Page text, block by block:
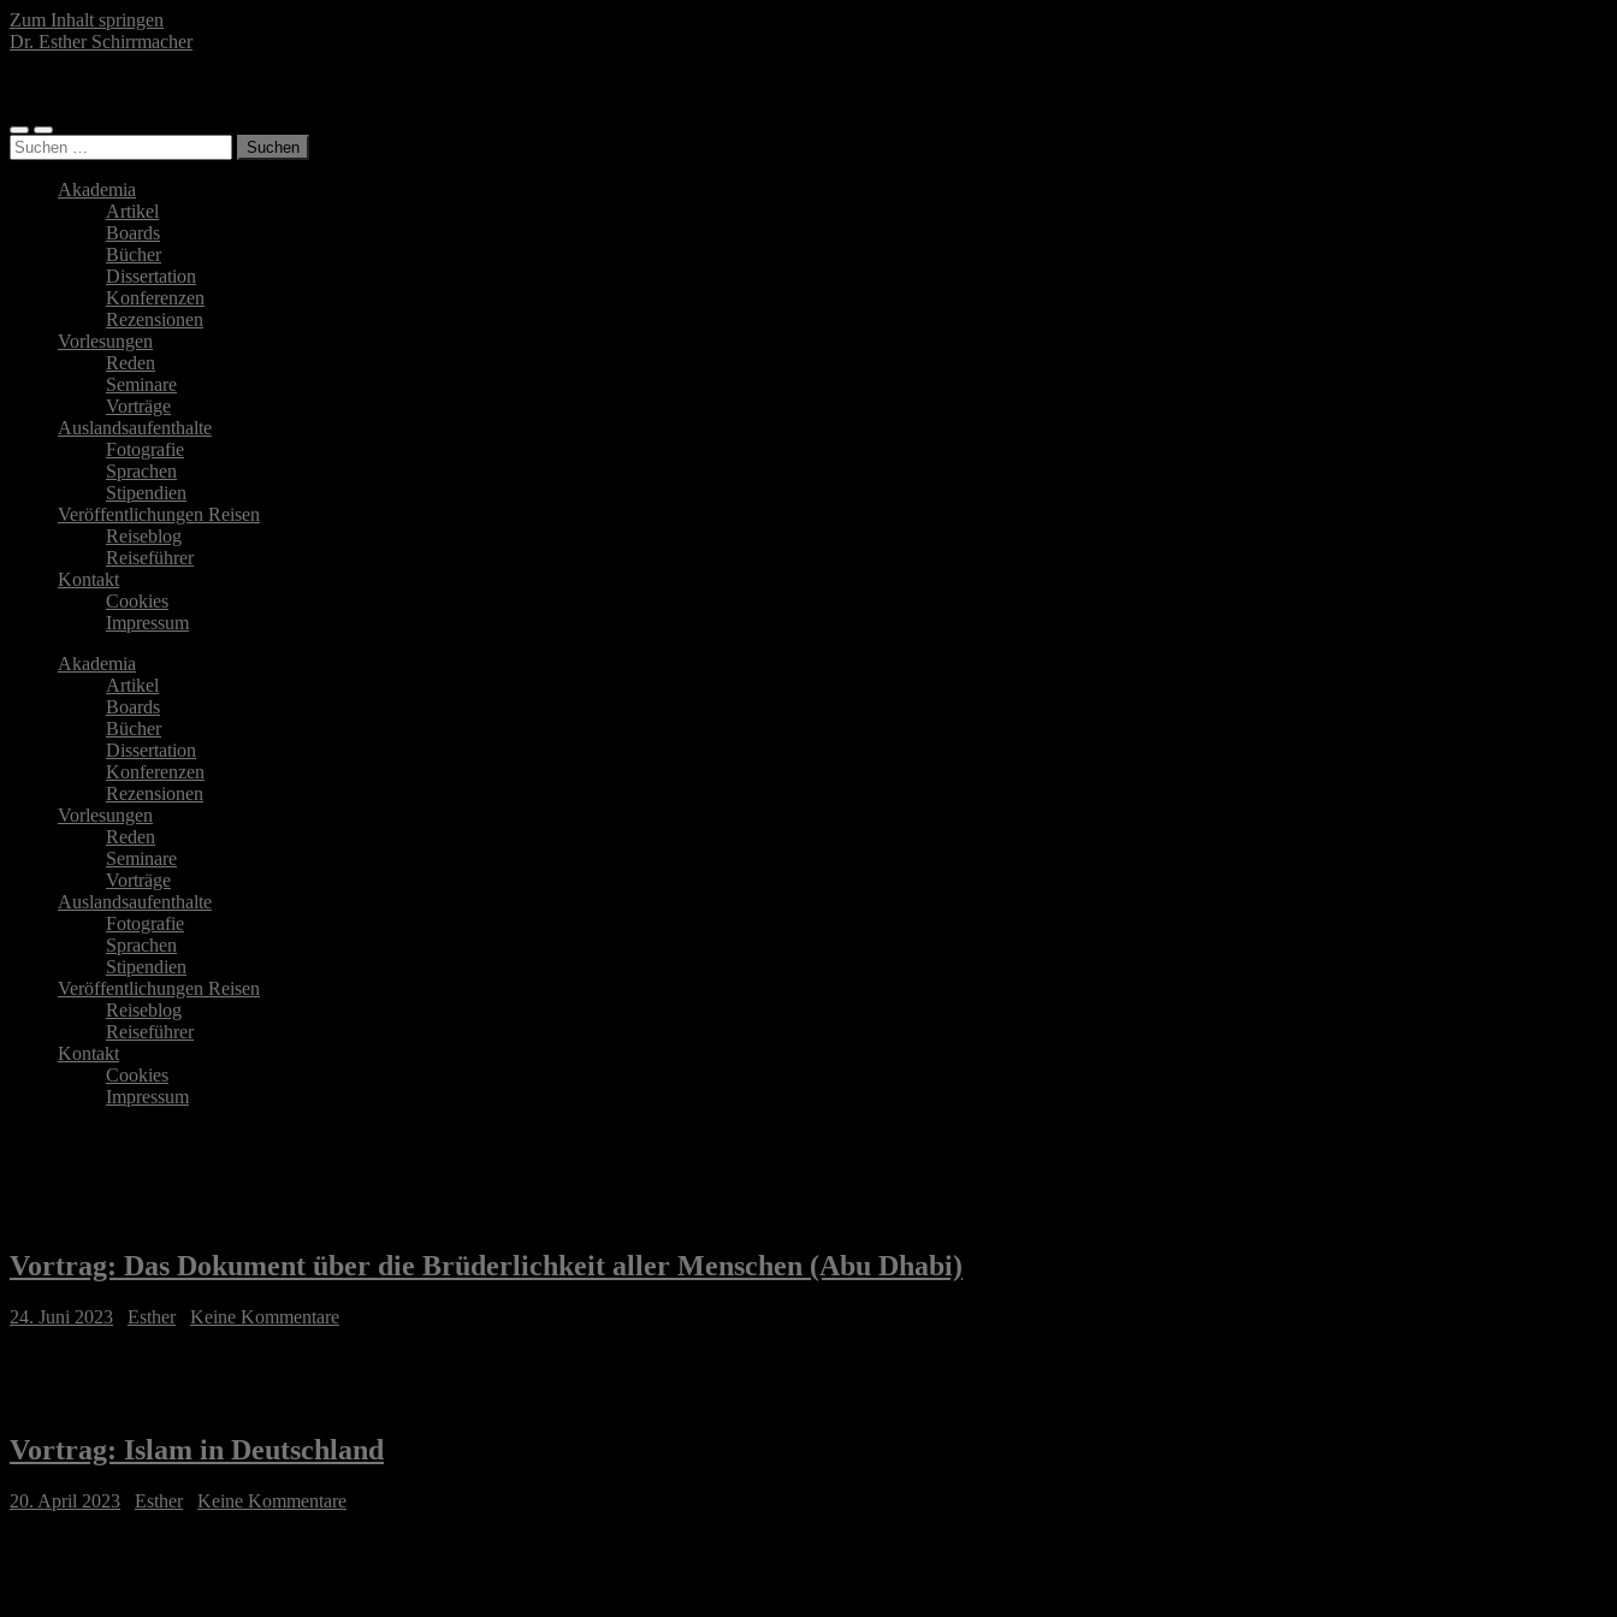
Zum Inhalt springen
Dr. Esther Schirrmacher
Mobile-
Menü
Suchfeld
ein-/ausblenden
Suchen
nach:
Akademia
Artikel
Boards
Bücher
Dissertation
Konferenzen
Rezensionen
Vorlesungen
Reden
Seminare
Vorträge
Auslandsaufenthalte
Fotografie
Sprachen
Stipendien
Veröffentlichungen Reisen
Reiseblog
Reiseführer
Kontakt
Cookies
Impressum
Akademia
Artikel
Boards
Bücher
Dissertation
Konferenzen
Rezensionen
Vorlesungen
Reden
Seminare
Vorträge
Auslandsaufenthalte
Fotografie
Sprachen
Stipendien
Veröffentlichungen Reisen
Reiseblog
Reiseführer
Kontakt
Cookies
Impressum
Vortrag: Das Dokument über die Brüderlichkeit aller Menschen (Abu Dhabi)
24. Juni 2023 Esther Keine Kommentare
Vortrag: Islam in Deutschland
20. April 2023 Esther Keine Kommentare